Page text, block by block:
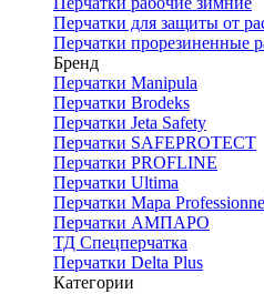
Перчатки для защиты от
Перчатки прорезиненные
Бренд
Перчатки Manipula
Перчатки Brodeks
Перчатки Jeta Safety
Перчатки SAFEPROTECT
Перчатки PROFLINE
Перчатки Ultima
Перчатки Мара
Перчатки АМПАРО
ТД Спецперчатка
Перчатки Delta Plus
Категории